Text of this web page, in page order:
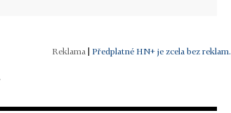
| Předplatné HN+ je zcela bez reklam.